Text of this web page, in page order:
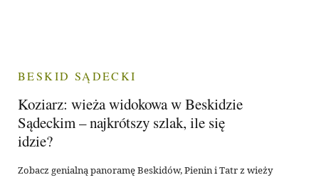
BESKID SĄDECKI
Koziarz: wieża widokowa w Beskidzie
Sądeckim – najkrótszy szlak, ile się
idzie?
Zobacz genialną panoramę Beskidów, Pienin i Tatr z wieży